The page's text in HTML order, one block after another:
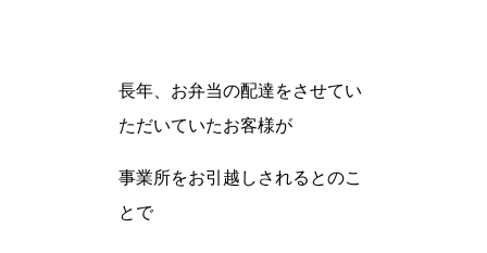
長年、お弁当の配達をさせてい
ただいていたお客様が
事業所をお引越しされるとのこ
とで